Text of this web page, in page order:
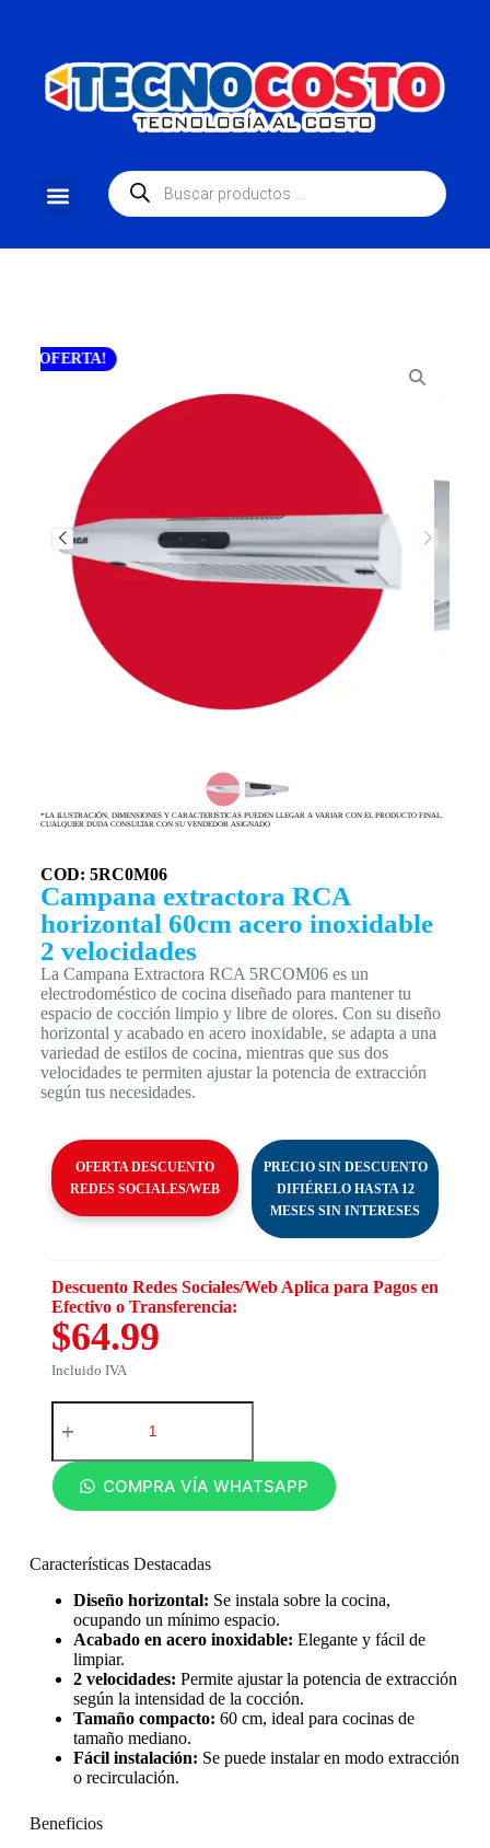
*LA ILUSTRACIÓN, DIMENSIONES Y CARACTERISTICAS PUEDEN LLEGAR A VARIAR CON EL PRODUCTO FINAL,
CUALQUIER DUDA CONSULTAR CON SU VENDEDOR ASIGNADO
COD: 5RC0M06
Campana extractora RCA
horizontal 60cm acero inoxidable
2 velocidades
La Campana Extractora RCA 5RCOM06 es un
electrodoméstico de cocina diseñado para mantener tu
espacio de cocción limpio y libre de olores. Con su diseño
horizontal y acabado en acero inoxidable, se adapta a una
variedad de estilos de cocina, mientras que sus dos
velocidades te permiten ajustar la potencia de extracción
según tus necesidades.
OFERTA DESCUENTO
REDES SOCIALES/WEB
PRECIO SIN DESCUENTO
DIFIÉRELO HASTA 12
MESES SIN INTERESES
Descuento Redes Sociales/Web Aplica para Pagos en
Efectivo o Transferencia:
$64.99
Incluido IVA
COMPRA VÍA WHATSAPP
Características Destacadas
Diseño horizontal: Se instala sobre la cocina,
ocupando un mínimo espacio.
Acabado en acero inoxidable: Elegante y fácil de
limpiar.
2 velocidades: Permite ajustar la potencia de extracción
según la intensidad de la cocción.
Tamaño compacto: 60 cm, ideal para cocinas de
tamaño mediano.
Fácil instalación: Se puede instalar en modo extracción
o recirculación.
Beneficios